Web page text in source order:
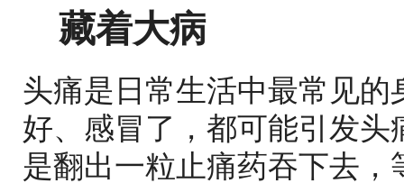
藏着大病
头痛是日常生活中最常见
好、感冒了，都可能引发
是翻出一粒止痛药吞下去